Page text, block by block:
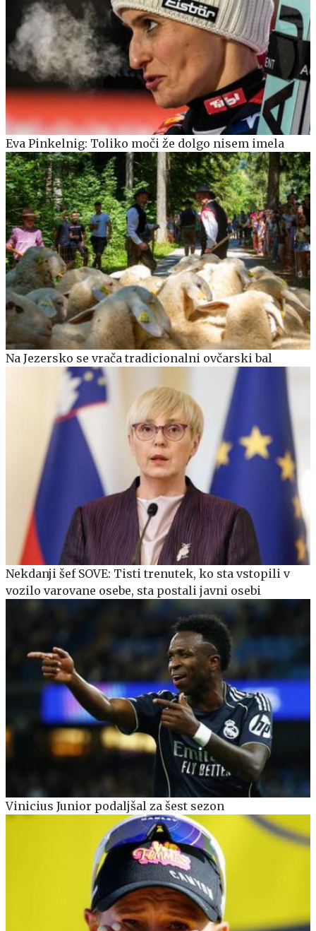
Eva Pinkelnig: Toliko moči že dolgo nisem imela
Na Jezersko se vrača tradicionalni ovčarski bal
Nekdanji šef SOVE: Tisti trenutek, ko sta vstopili v
vozilo varovane osebe, sta postali javni osebi
Vinicius Junior podaljšal za šest sezon